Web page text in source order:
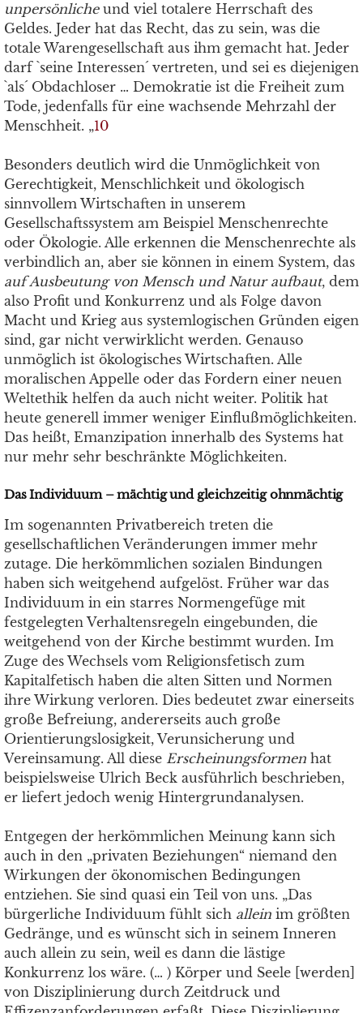
unpersönlicheund viel totalere Herrschaft des
Geldes. Jeder hat das Recht, das zu sein, was die
totale Warengesellschaft aus ihm gemacht hat. Jeder
darf `seine Interessen´ vertreten, und sei es diejenigen
`als´ Obdachloser … Demokratie ist die Freiheit zum
Tode, jedenfalls für eine wachsende Mehrzahl der
Menschheit. „10
Besonders deutlich wird die Unmöglichkeit von
Gerechtigkeit, Menschlichkeit und ökologisch
sinnvollem Wirtschaften in unserem
Gesellschaftssystem am Beispiel Menschenrechte
oder Ökologie. Alle erkennen die Menschenrechte als
verbindlich an, aber sie können in einem System, das
auf Ausbeutung von Mensch und Natur aufbaut, dem
also Profit und Konkurrenz und als Folge davon
Macht und Krieg aus systemlogischen Gründen eigen
sind, gar nicht verwirklicht werden. Genauso
unmöglich ist ökologisches Wirtschaften. Alle
moralischen Appelle oder das Fordern einer neuen
Weltethik helfen da auch nicht weiter. Politik hat
heute generell immer weniger Einflußmöglichkeiten.
Das heißt, Emanzipation innerhalb des Systems hat
nur mehr sehr beschränkte Möglichkeiten.
Das Individuum – mächtig und gleichzeitig ohnmächtig
Im sogenannten Privatbereich treten die
gesellschaftlichen Veränderungen immer mehr
zutage. Die herkömmlichen sozialen Bindungen
haben sich weitgehend aufgelöst. Früher war das
Individuum in ein starres Normengefüge mit
festgelegten Verhaltensregeln eingebunden, die
weitgehend von der Kirche bestimmt wurden. Im
Zuge des Wechsels vom Religionsfetisch zum
Kapitalfetisch haben die alten Sitten und Normen
ihre Wirkung verloren. Dies bedeutet zwar einerseits
große Befreiung, andererseits auch große
Orientierungslosigkeit, Verunsicherung und
Vereinsamung. All diese Erscheinungsformen hat
beispielsweise Ulrich Beck ausführlich beschrieben,
er liefert jedoch wenig Hintergrundanalysen.
Entgegen der herkömmlichen Meinung kann sich
auch in den „privaten Beziehungen“ niemand den
Wirkungen der ökonomischen Bedingungen
entziehen. Sie sind quasi ein Teil von uns. „Das
bürgerliche Individuum fühlt sich allein im größten
Gedränge, und es wünscht sich in seinem Inneren
auch allein zu sein, weil es dann die lästige
Konkurrenz los wäre. (… ) Körper und Seele [werden]
von Disziplinierung durch Zeitdruck und